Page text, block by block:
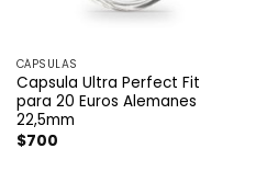
CÁPSULAS
Capsula Ultra Perfect Fit
para 20 Euros Alemanes
22,5mm
$700